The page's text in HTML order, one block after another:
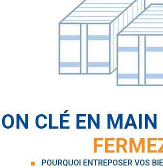
CLÉ EN MAIN
■ POURQUOI ENTREPOSER VOS